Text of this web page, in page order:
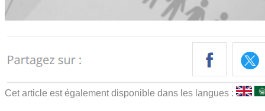
Cet article est également disponible dans les langues :